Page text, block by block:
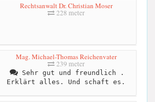
Rechtsanwalt Dr. Christian Moser
228 meter
Mag. Michael-Thomas Reichenvater
239 meter
Sehr gut und freundlich .
Erklärt alles. Und schaft es.